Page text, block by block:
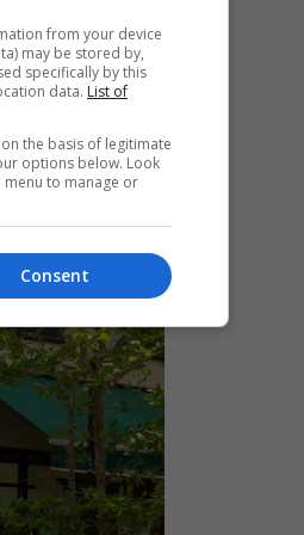
për
çdo biznes të ri
të gjerë”, thotë
Prishtinës,
në platformën
from your device
may be stored by,
specifically by this
data. List of
the basis of legitimate
options below. Look
to manage or
Consent